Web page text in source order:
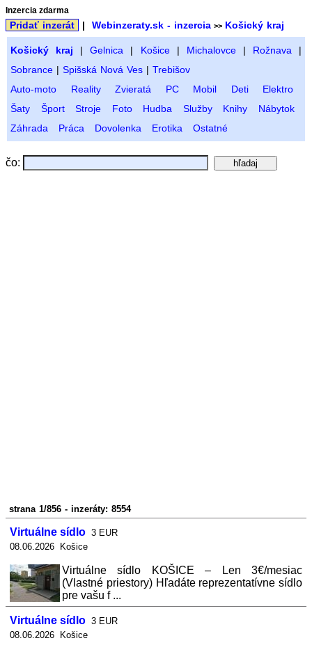
Inzercia zdarma
Pridať inzerát | Webinzeraty.sk - inzercia >> Košický kraj
Košický kraj |Gelnica | Košice| Michalovce| Rožnava |
Sobrance | Spišská Nová Ves | Trebišov
Auto-moto
Reality Zvieratá PC Mobil Deti
Elektro
Šaty
Šport Stroje Foto Hudba Služby Knihy
Nábytok
Záhrada
Práca Dovolenka Erotika Ostatné
čo:
strana 1/856 - inzeráty: 8554
Virtuálne sídlo 3 EUR
08.06.2026 Košice
Virtuálne sídlo KOŠICE – Len 3€/mesiac
(Vlastné priestory) Hľadáte reprezentatívne sídlo
pre vašu f ...
Virtuálne sídlo 3 EUR
08.06.2026 Košice